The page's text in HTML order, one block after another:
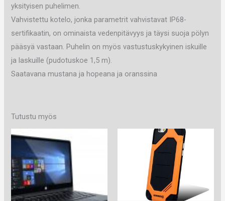
yksityisen puhelimen.
Vahvistettu kotelo, jonka parametrit vahvistavat IP68-
sertifikaatin, on ominaista vedenpitävyys ja täysi suoja pölyn
pääsyä vastaan. Puhelin on myös vastustuskykyinen iskuille
ja laskuille (pudotuskoe 1,5 m).
Saatavana mustana ja hopeana ja oranssina
Tutustu myös